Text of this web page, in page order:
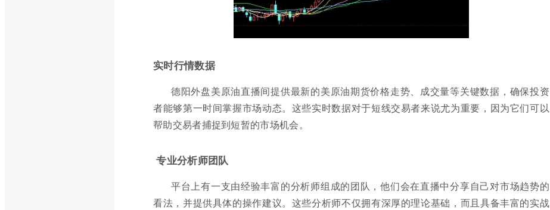
实时行情数据
德阳外盘美原油直播间提供最新的美原油期货价格走势、成交量等关键数据，确保投资
者能够第一时间掌握市场动态。这些实时数据对于短线交易者来说尤为重要，因为它们可以
帮助交易者捕捉到短暂的市场机会。
专业分析师团队
平台上有一支由经验丰富的分析师组成的团队，他们会在直播中分享自己对市场趋势的
看法，并提供具体的操作建议。这些分析师不仅拥有深厚的理论基础，而且具备丰富的实战